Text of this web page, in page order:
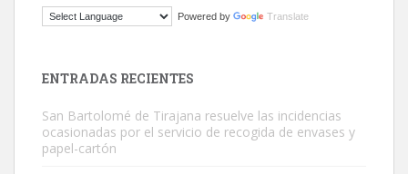
El ayuntamiento se va a llevar a Los Gatos callejeros de la zona los
Powered by Translate
ENTRADAS RECIENTES
San Bartolomé de Tirajana resuelve las incidencias
ocasionadas por el servicio de recogida de envases y
papel-cartón